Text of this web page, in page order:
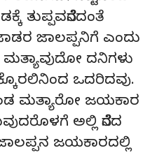
ತುಪ್ಪವನೆರೆದಂತೆ
ಜಾಲಪ್ಪನಿಗೆ ಎಂದು
ಮತ್ಯಾವುದೋ ದನಿಗಳು
ಒದರಿದವು.
ಮತ್ಯಾರೋ ಜಯಕಾರ
ಅಲ್ಲಿ ನೆರೆದ
ಜಯಕಾರದಲ್ಲಿ